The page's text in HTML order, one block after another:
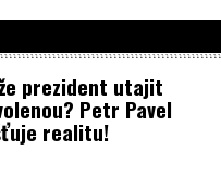
prezident utajit
Petr Pavel
realitu!